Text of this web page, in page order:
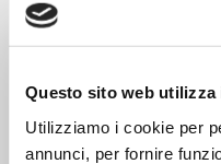
Questo sito web utilizza
Utilizziamo i cookie per
annunci, per fornire
_gid Google